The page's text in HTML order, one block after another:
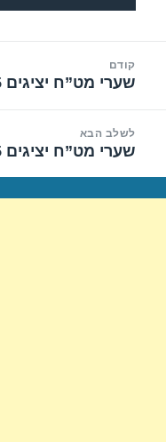
קודם
הפוסט
שערי מט”ח יציגים 12/11/2015
לשלב הבא
הפוסט
שערי מט”ח יציגים 16/11/2015